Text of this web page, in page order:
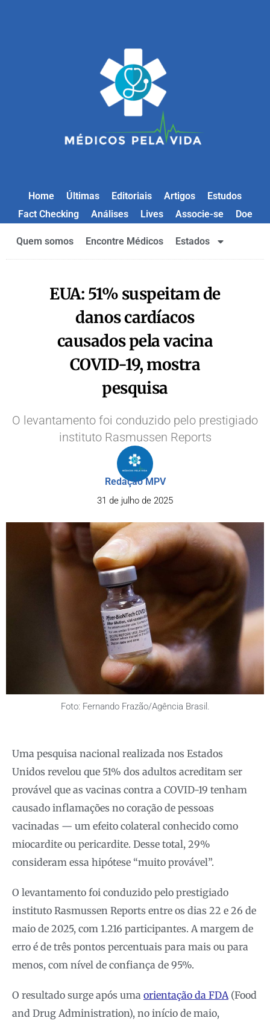
Home Últimas Editoriais Artigos
Estudos
Fact Checking
Análises Lives Associe-se Doe
Quem somos Encontre Médicos Estados
EUA: 51% suspeitam de
danos cardíacos
causados pela vacina
COVID-19, mostra
pesquisa
O levantamento foi conduzido pelo prestigiado
instituto Rasmussen Reports
Redação MPV
31 de julho de 2025
Foto: Fernando Frazão/Agência Brasil.
Uma pesquisa nacional realizada nos Estados
Unidos revelou que 51% dos adultos acreditam ser
provável que as vacinas contra a COVID-19 tenham
causado inflamações no coração de pessoas
vacinadas — um efeito colateral conhecido como
miocardite ou pericardite. Desse total, 29%
consideram essa hipótese “muito provável”.
O levantamento foi conduzido pelo prestigiado
instituto Rasmussen Reports entre os dias 22 e 26 de
maio de 2025, com 1.216 participantes. A margem de
erro é de três pontos percentuais para mais ou para
menos, com nível de confiança de 95%.
O resultado surge após uma orientação da FDA(Food
and Drug Administration), no início de maio,